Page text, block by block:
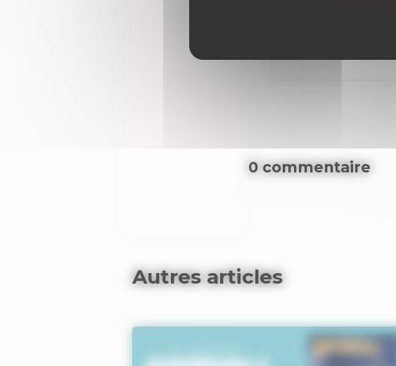
0 commentaire
Autres articles